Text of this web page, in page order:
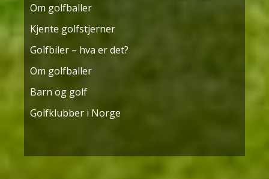
Om golfballer
Kjente golfstjerner
Golfbiler – hva er det?
Om golfballer
Barn og golf
Golfklubber i Norge